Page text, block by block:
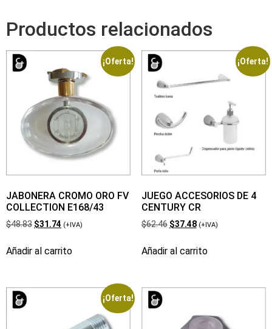
Productos relacionados
¡Oferta!
JABONERA CROMO ORO FV
COLLECTION E168/43
$48.83 $31.74 (+IVA)
Añadir al carrito
¡Oferta!
JUEGO ACCESORIOS DE 4
CENTURY CR
$62.46 $37.48 (+IVA)
Añadir al carrito
¡Oferta!